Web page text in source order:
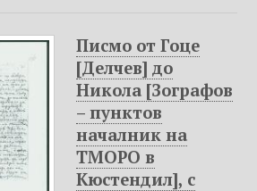
Писмо от Гоце
[Делчев] до
Никола [Зографов
– пунктов
началник на
ТМОРО в
Кюстендил], с